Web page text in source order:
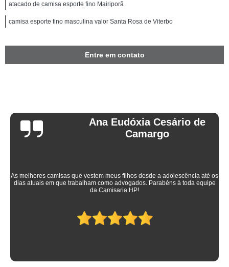
atacado de camisa esporte fino Mairiporã
camisa esporte fino masculina valor Santa Rosa de Viterbo
Entre em contato
Ana Eudóxia Cesário de
Camargo
As melhores camisas que vestem meus filhos desde a adolescência até os
dias atuais em que trabalham como advogados. Parabéns à toda equipe
da Camisaria HP!